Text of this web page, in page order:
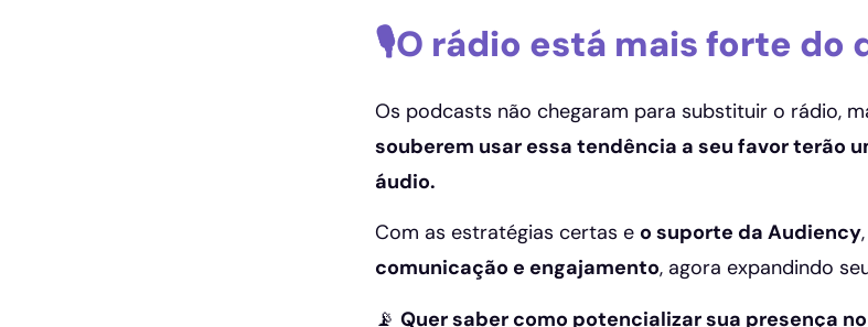
🎙️O rádio está mais forte do
Os podcasts não chegaram para substituir o rádio,
souberem usar essa tendência a seu favor terão
áudio.
Com as estratégias certas e o suporte da Audiency
comunicação e engajamento, agora expandindo
📡 Quer saber como potencializar sua presença